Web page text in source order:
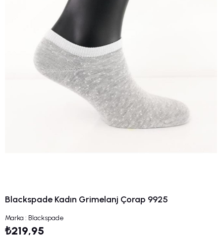
Blackspade Kadın Grimelanj Çorap 9925
Marka : Blackspade
₺219,95